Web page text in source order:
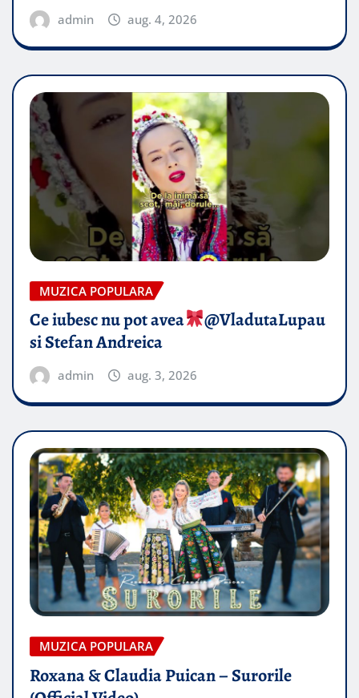
admin aug. 4, 2026
MUZICA POPULARA
Ce iubesc nu pot avea
​@VladutaLupau
si Stefan Andreica
admin aug. 3, 2026
MUZICA POPULARA
Roxana & Claudia Puican – Surorile